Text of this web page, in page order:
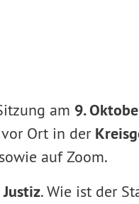
am 9.
Ort in der
auf Zoom.
. Wie ist der